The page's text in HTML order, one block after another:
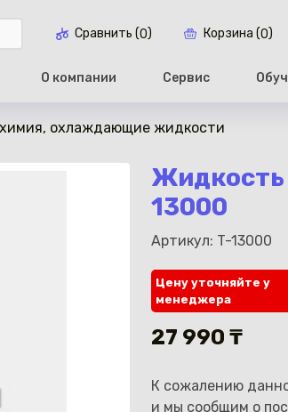
Сравнить (0) Корзина (0)
О компании Сервис
охлаждающие жидкости
Жидкость
13000
Артикул: T-13000
Цену уточняйте у
менеджера
27 990 ₸
К сожалению
и мы сообщим о